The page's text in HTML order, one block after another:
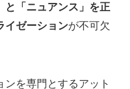
と「ニュアンス」を正
イゼーションが不可欠
を専門とするアット